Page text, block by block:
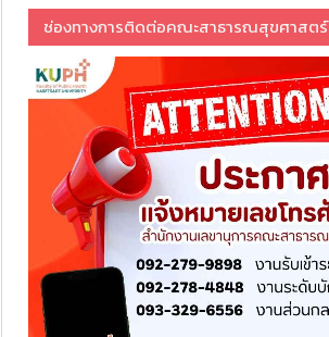
ช่องทางการติดต่อคณะสาธารณสุขศาสตร์